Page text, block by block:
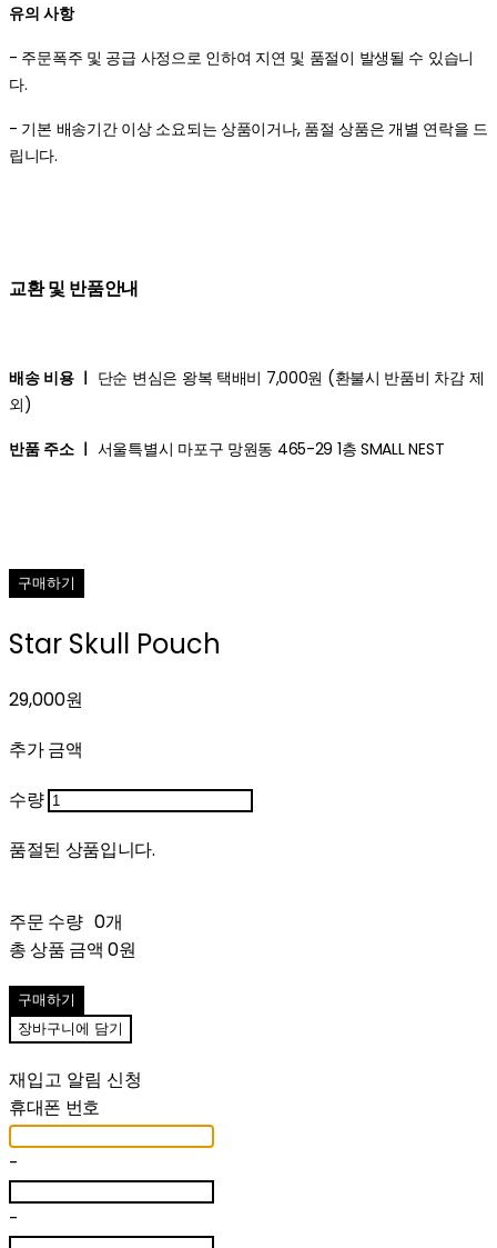
유의 사항
- 주문폭주 및 공급 사정으로 인하여 지연 및 품절이 발생될 수 있습니
다.
- 기본 배송기간 이상 소요되는 상품이거나, 품절 상품은 개별 연락을 드
립니다.
교환 및 반품안내
배송 비용 ㅣ 단순 변심은 왕복 택배비 7,000원 (환불시 반품비 차감 제
외)
반품 주소 ㅣ 서울특별시 마포구 망원동 465-29 1층 SMALL NEST
구매하기
Star Skull Pouch
29,000원
추가 금액
수량
품절된 상품입니다.
주문 수량 0개
총 상품 금액 0원
구매하기
장바구니에 담기
재입고 알림 신청
휴대폰 번호
-
-